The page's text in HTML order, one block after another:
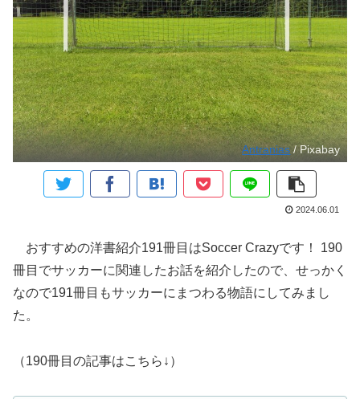
Antranias/ Pixabay
2024.06.01
おすすめの洋書紹介191冊目はSoccer Crazyです！ 190
冊目でサッカーに関連したお話を紹介したので、せっかく
なので191冊目もサッカーにまつわる物語にしてみまし
た。
（190冊目の記事はこちら↓）